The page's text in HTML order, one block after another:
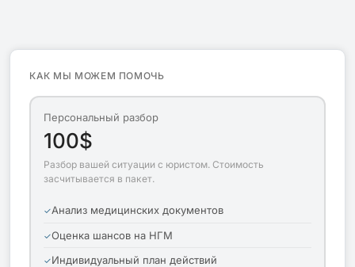
КАК МЫ МОЖЕМ ПОМОЧЬ
Персональный разбор
100$
Разбор вашей ситуации с юристом. Стоимость
засчитывается в пакет.
Анализ медицинских документов
Оценка шансов на НГМ
Индивидуальный план действий